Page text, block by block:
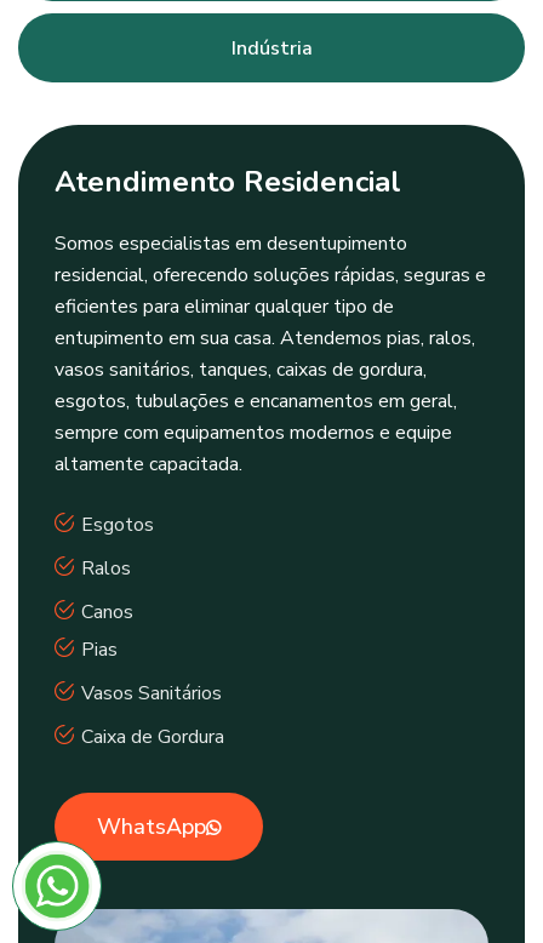
Indústria
Atendimento Residencial
Somos especialistas em desentupimento
residencial, oferecendo soluções rápidas, seguras e
eficientes para eliminar qualquer tipo de
entupimento em sua casa. Atendemos pias, ralos,
vasos sanitários, tanques, caixas de gordura,
esgotos, tubulações e encanamentos em geral,
sempre com equipamentos modernos e equipe
altamente capacitada.
Esgotos
Ralos
Canos
Pias
Vasos Sanitários
Caixa de Gordura
WhatsApp